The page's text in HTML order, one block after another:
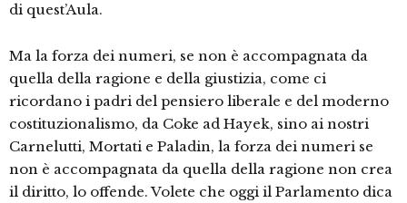
di quest’Aula.
Ma la forza dei numeri, se non è accompagnata da
quella della ragione e della giustizia, come ci
ricordano i padri del pensiero liberale e del moderno
costituzionalismo, da Coke ad Hayek, sino ai nostri
Carnelutti, Mortati e Paladin, la forza dei numeri se
non è accompagnata da quella della ragione non crea
il diritto, lo offende. Volete che oggi il Parlamento dica